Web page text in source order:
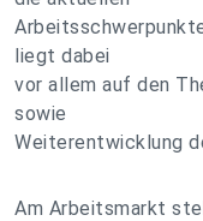
liegt dabei
vor allem auf den
sowie
Weiterentwicklung
Am Arbeitsmarkt